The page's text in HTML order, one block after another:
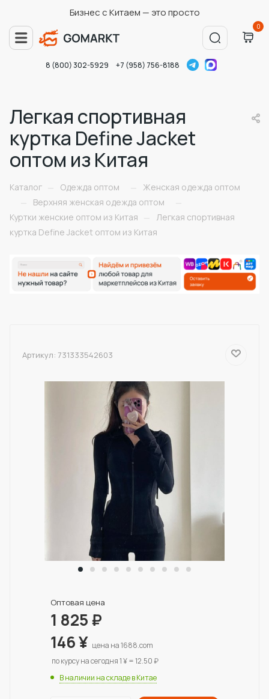
Бизнес с Китаем — это просто
0
8 (800) 302-5929 +7 (958) 756-8188
Легкая спортивная
куртка Define Jacket
оптом из Китая
Каталог — Одежда оптом —
Женская одежда оптом
—
Верхняя женская одежда оптом
—
Куртки женские оптом из Китая —
Легкая спортивная
куртка Define Jacket оптом из Китая
Артикул: 731333542603
Оптовая цена
1 825₽
146¥ цена на 1688.com
по курсу на сегодня 1 ¥ = 12.50 ₽
В наличии на складе в Китае